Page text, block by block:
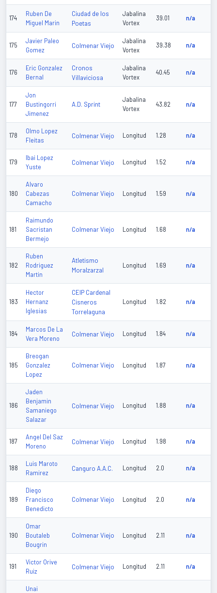
174
Ruben De
Miguel Marin
Ciudad de los
Poetas
Jabalina
Vortex
39.01 n/a
175
Javier Paleo
Gomez
Colmenar Viejo
Jabalina
Vortex
39.38 n/a
176
Eric Gonzalez
Bernal
Cronos
Villaviciosa
Jabalina
Vortex
40.45 n/a
177
Jon
Bustingorri
Jimenez
A.D. Sprint
Jabalina
Vortex
43.82 n/a
178
Olmo Lopez
Fleitas
Colmenar Viejo Longitud 1.28 n/a
179
Ibai Lopez
Yuste
Colmenar Viejo Longitud 1.52 n/a
180
Alvaro
Cabezas
Camacho
Colmenar Viejo Longitud 1.59 n/a
181
Raimundo
Sacristan
Bermejo
Colmenar Viejo Longitud 1.68 n/a
182
Ruben
Rodriguez
Martin
Atletismo
Moralzarzal
Longitud 1.69 n/a
183
Hector
Hernanz
Iglesias
CEIP Cardenal
Cisneros
Torrelaguna
Longitud 1.82 n/a
184
Marcos De La
Vera Moreno
Colmenar Viejo Longitud 1.84 n/a
185
Breogan
Gonzalez
Lopez
Colmenar Viejo Longitud 1.87 n/a
186
Jaden
Benjamin
Samaniego
Salazar
Colmenar Viejo Longitud 1.88 n/a
187
Angel Del Saz
Moreno
Colmenar Viejo Longitud 1.98 n/a
188
Luis Maroto
Ramirez
Canguro A.A.C. Longitud 2.0 n/a
189
Diego
Francisco
Benedicto
Colmenar Viejo Longitud 2.0 n/a
190
Omar
Boutaleb
Bougrin
Colmenar Viejo Longitud 2.11 n/a
191
Victor Orive
Ruiz
Colmenar Viejo Longitud 2.11 n/a
Unai